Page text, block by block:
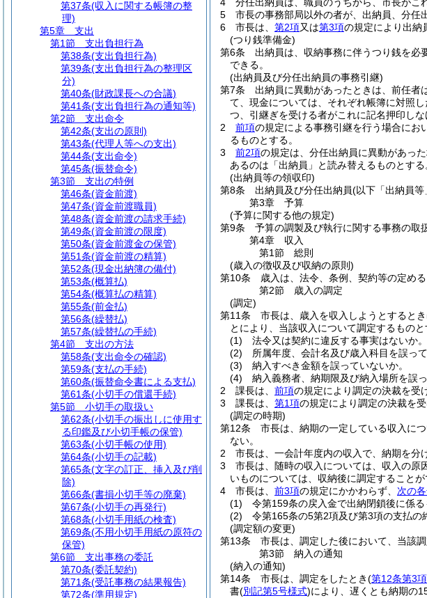
5
市長の事務部局以外の者が、出納員、分任
6
市長は、 第2項又は第3項の規定により出納
(つり銭準備金)
第6条
出納員は、収納事務に伴うつり銭を必
できる。
(出納員及び分任出納員の事務引継)
第7条
出納員に異動があったときは、前任者
て、現金については、それぞれ帳簿に対照
つ、引継ぎを受ける者がこれに記名押印しな
2
前項の規定による事務引継を行う場合にお
るものとする。
3
前2項の規定は、分任出納員に異動があっ
あるのは「出納員」と読み替えるものとする
(出納員等の領収印)
第8条
出納員及び分任出納員(以下「出納員等
第3章
予算
(予算に関する他の規定)
第9条
予算の調製及び執行に関する事務の取
第4章
収入
第1節
総則
(歳入の徴収及び収納の原則)
第10条
歳入は、法令、条例、契約等の定め
第2節
歳入の調定
(調定)
第11条
市長は、歳入を収入しようとすると
とにより、当該収入について調定するものと
(1)
法令又は契約に違反する事実はないか。
(2)
所属年度、会計名及び歳入科目を誤って
(3)
納入すべき金額を誤っていないか。
(4)
納入義務者、納期限及び納入場所を誤っ
2
課長は、 前項の規定により調定の決裁を受
3
課長は、 第1項の規定により調定の決裁を
(調定の時期)
第12条
市長は、納期の一定している収入に
ない。
2
市長は、一会計年度内の収入で、納期を分
3
市長は、随時の収入については、収入の原
いものについては、収納後に調定することが
4
市長は、 前3項の規定にかかわらず、 次の
(1)
令第159条の戻入金で出納閉鎖後に係
(2)
令第165条の5第2項及び第3項の支払
(調定額の変更)
第13条
市長は、調定した後において、当該
第3節
納入の通知
(納入の通知)
第14条
市長は、調定をしたとき(第12条第3
書(別記第5号様式)により、遅くとも納期の
第37条(収入に関する帳簿の整
理)
第5章
支出
第1節
支出負担行為
第38条(支出負担行為)
第39条(支出負担行為の整理区
分)
第40条(財政課長への合議)
第41条(支出負担行為の通知等)
第2節
支出命令
第42条(支出の原則)
第43条(代理人等への支出)
第44条(支出命令)
第45条(振替命令)
第3節
支出の特例
第46条(資金前渡)
第47条(資金前渡職員)
第48条(資金前渡の請求手続)
第49条(資金前渡の限度)
第50条(資金前渡金の保管)
第51条(資金前渡の精算)
第52条(現金出納簿の備付)
第53条(概算払)
第54条(概算払の精算)
第55条(前金払)
第56条(繰替払)
第57条(繰替払の手続)
第4節
支出の方法
第58条(支出命令の確認)
第59条(支払の手続)
第60条(振替命令書による支払)
第61条(小切手の償還手続)
第5節
小切手の取扱い
第62条(小切手の振出しに使用す
る印鑑及び小切手帳の保管)
第63条(小切手帳の使用)
第64条(小切手の記載)
第65条(文字の訂正、挿入及び削
除)
第66条(書損小切手等の廃棄)
第67条(小切手の再発行)
第68条(小切手用紙の検査)
第69条(不用小切手用紙の原符の
保管)
第6節
支出事務の委託
第70条(委託契約)
第71条(受託事務の結果報告)
第72条(準用規定)